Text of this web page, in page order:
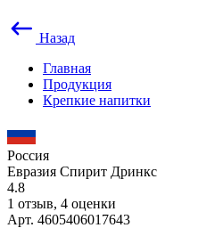
Назад
Главная
Продукция
Крепкие напитки
Россия
Евразия Спирит Дринкс
4.8
1 отзыв, 4 оценки
Арт. 4605406017643